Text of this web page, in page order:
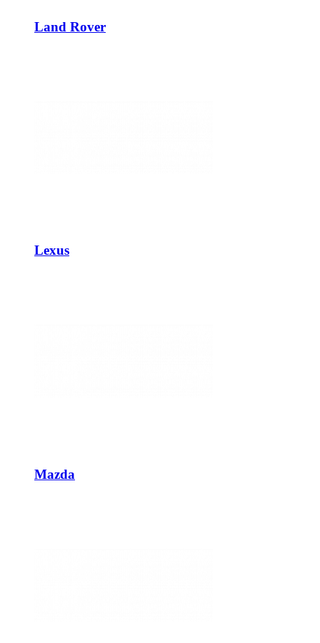
Land Rover
Lexus
Mazda